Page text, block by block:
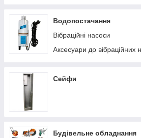
Водопостачання
Вібраційні насоси
Аксесуари до вібраційних
Сейфи
Будівельне обладнання